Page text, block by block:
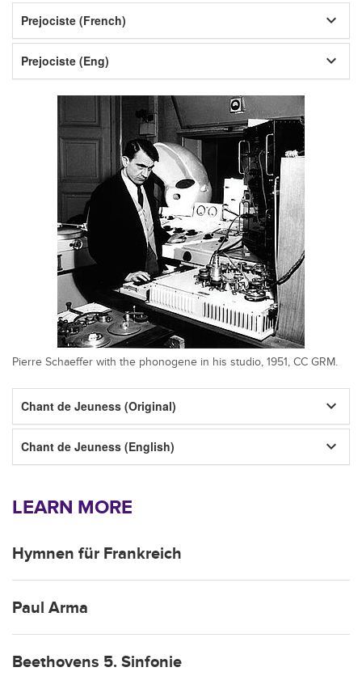
Prejociste (French) keyboard_arrow_down
Prejociste (Eng) keyboard_arrow_down
Pierre Schaeffer with the phonogene in his studio, 1951, CC GRM.
Chant de Jeuness (Original) keyboard_arrow_down
Chant de Jeuness (English) keyboard_arrow_down
LEARN MORE
Hymnen für Frankreich
Paul Arma
Beethovens 5. Sinfonie